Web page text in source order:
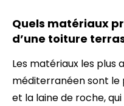
Quels matériaux
d’une toiture
Les matériaux les plus
méditerranéen sont le
et la laine de roche,